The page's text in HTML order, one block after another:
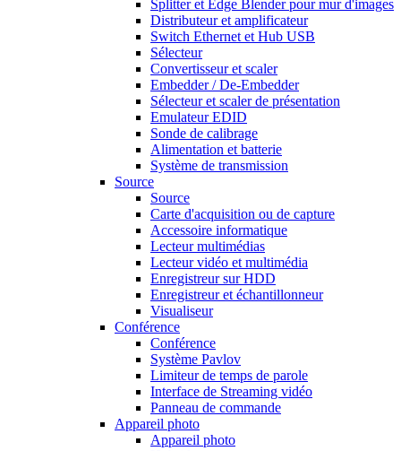
Splitter et Edge Blender pour mur d'images
Distributeur et amplificateur
Switch Ethernet et Hub USB
Sélecteur
Convertisseur et scaler
Embedder / De-Embedder
Sélecteur et scaler de présentation
Emulateur EDID
Sonde de calibrage
Alimentation et batterie
Système de transmission
Source
Source
Carte d'acquisition ou de capture
Accessoire informatique
Lecteur multimédias
Lecteur vidéo et multimédia
Enregistreur sur HDD
Enregistreur et échantillonneur
Visualiseur
Conférence
Conférence
Système Pavlov
Limiteur de temps de parole
Interface de Streaming vidéo
Panneau de commande
Appareil photo
Appareil photo